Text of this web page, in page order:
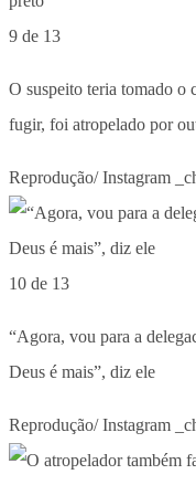
9 de 13
O suspeito teria tomado o
fugir, foi atropelado por
Reprodução/ Instagram
10 de 13
“Agora, vou para a
Deus é mais”, diz ele
Reprodução/ Instagram